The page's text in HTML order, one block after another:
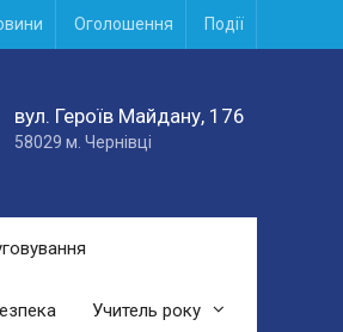
Оголошення Події
вул. Героїв Майдану, 176
58029 м. Чернівці
Учитель року